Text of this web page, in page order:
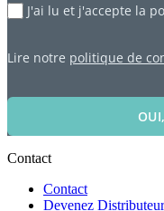
J'ai lu et j'accepte la
Lire notre politique de
Contact
Contact
Devenez Distributeur